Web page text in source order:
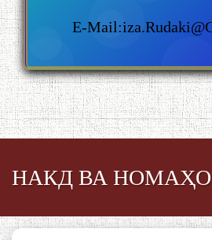
E-
НАКД ВА НОМАҲО
БУЗУРГДОШТИ РӮЗИ